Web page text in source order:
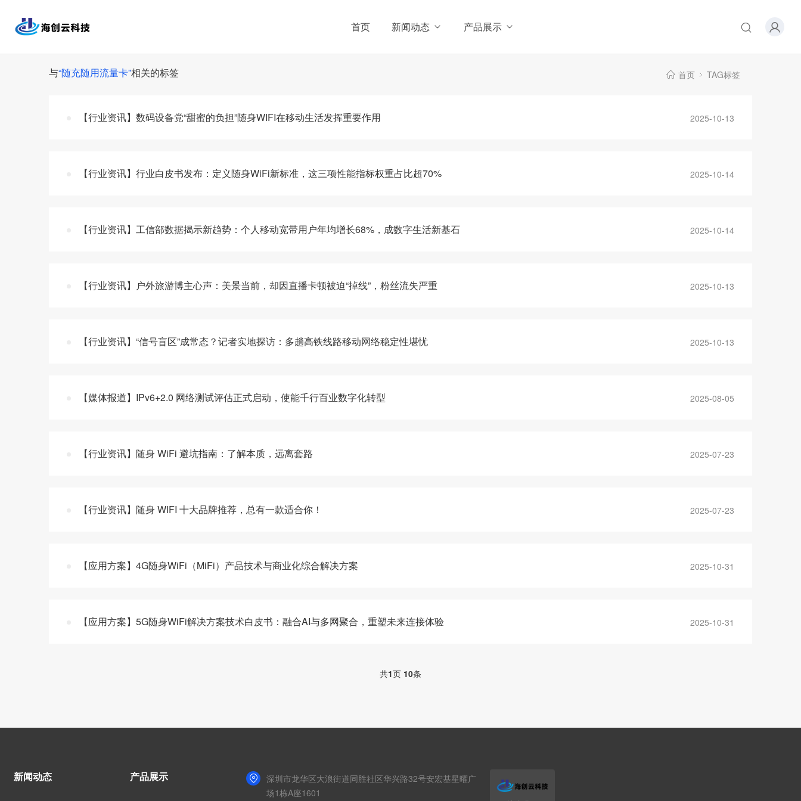
首页 新闻动态 产品展示
与“随充随用流量卡”相关的标签 首页 TAG标签
【行业资讯】数码设备党“甜蜜的负担”随身WIFI在移动生活发挥重要作用 2025-10-13
【行业资讯】行业白皮书发布：定义随身WiFi新标准，这三项性能指标权重占比超70% 2025-10-14
【行业资讯】工信部数据揭示新趋势：个人移动宽带用户年均增长68%，成数字生活新基石 2025-10-14
【行业资讯】户外旅游博主心声：美景当前，却因直播卡顿被迫“掉线”，粉丝流失严重 2025-10-13
【行业资讯】“信号盲区”成常态？记者实地探访：多趟高铁线路移动网络稳定性堪忧 2025-10-13
【媒体报道】IPv6+2.0 网络测试评估正式启动，使能千行百业数字化转型 2025-08-05
【行业资讯】随身 WiFi 避坑指南：了解本质，远离套路 2025-07-23
【行业资讯】随身 WIFI 十大品牌推荐，总有一款适合你！ 2025-07-23
【应用方案】4G随身WiFi（MiFi）产品技术与商业化综合解决方案 2025-10-31
【应用方案】5G随身WiFi解决方案技术白皮书：融合AI与多网聚合，重塑未来连接体验 2025-10-31
共1页 10条
新闻动态 产品展示
深圳市龙华区大浪街道同胜社区华兴路32号安宏基星曜广
场1栋A座1601